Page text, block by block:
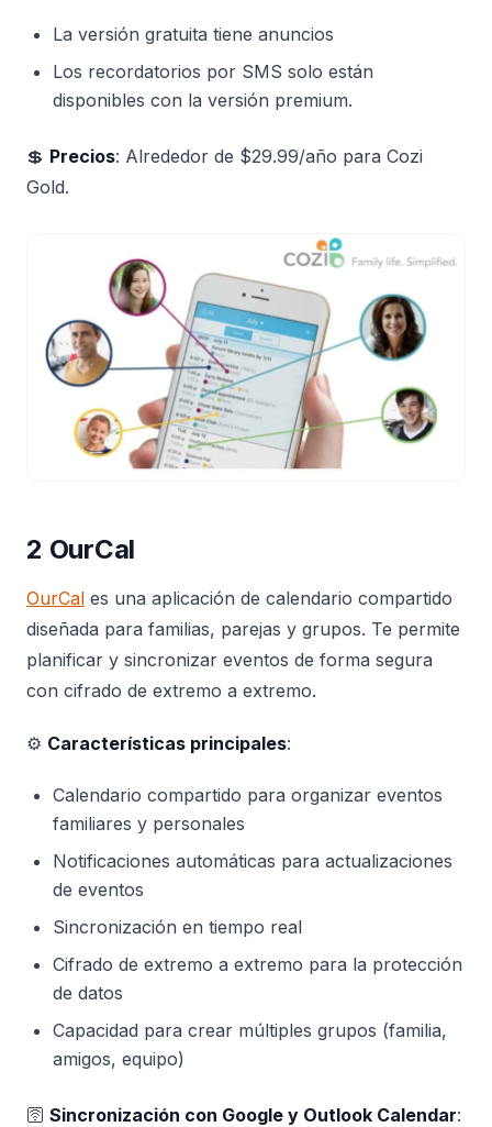
La versión gratuita tiene anuncios
Los recordatorios por SMS solo están
disponibles con la versión premium.
💲 Precios: Alrededor de $29.99/año para Cozi
Gold.
2 OurCal
OurCal es una aplicación de calendario compartido
diseñada para familias, parejas y grupos. Te permite
planificar y sincronizar eventos de forma segura
con cifrado de extremo a extremo.
⚙️ Características principales:
Calendario compartido para organizar eventos
familiares y personales
Notificaciones automáticas para actualizaciones
de eventos
Sincronización en tiempo real
Cifrado de extremo a extremo para la protección
de datos
Capacidad para crear múltiples grupos (familia,
amigos, equipo)
🛜 Sincronización con Google y Outlook Calendar: